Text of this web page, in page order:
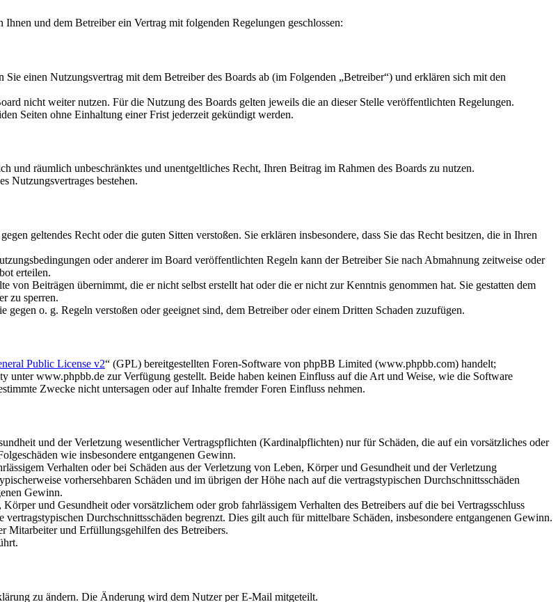
und dem Betreiber ein Vertrag mit folgenden Regelungen geschlossen:
einen Nutzungsvertrag mit dem Betreiber des Boards ab (im Folgenden „Betreiber“) und erklären sich mit den
nicht weiter nutzen. Für die Nutzung des Boards gelten jeweils die an dieser Stelle veröffentlichten Regelungen.
Seiten ohne Einhaltung einer Frist jederzeit gekündigt werden.
und räumlich unbeschränktes und unentgeltliches Recht, Ihren Beitrag im Rahmen des Boards zu nutzen.
Nutzungsvertrages bestehen.
geltendes Recht oder die guten Sitten verstoßen. Sie erklären insbesondere, dass Sie das Recht besitzen, die in Ihren
oder anderer im Board veröffentlichten Regeln kann der Betreiber Sie nach Abmahnung zeitweise oder
erteilen.
von Beiträgen übernimmt, die er nicht selbst erstellt hat oder die er nicht zur Kenntnis genommen hat. Sie gestatten dem
zu sperren.
gegen o. g. Regeln verstoßen oder geeignet sind, dem Betreiber oder einem Dritten Schaden zuzufügen.
Public License v2“ (GPL) bereitgestellten Foren-Software von phpBB Limited (www.phpbb.com) handelt;
unter www.phpbb.de zur Verfügung gestellt. Beide haben keinen Einfluss auf die Art und Weise, wie die Software
Zwecke nicht untersagen oder auf Inhalte fremder Foren Einfluss nehmen.
und der Verletzung wesentlicher Vertragspflichten (Kardinalpflichten) nur für Schäden, die auf ein vorsätzliches oder
wie insbesondere entgangenen Gewinn.
Verhalten oder bei Schäden aus der Verletzung von Leben, Körper und Gesundheit und der Verletzung
vorhersehbaren Schäden und im übrigen der Höhe nach auf die vertragstypischen Durchschnittsschäden
Gewinn.
und Gesundheit oder vorsätzlichem oder grob fahrlässigem Verhalten des Betreibers auf die bei Vertragsschluss
Durchschnittsschäden begrenzt. Dies gilt auch für mittelbare Schäden, insbesondere entgangenen Gewinn.
Mitarbeiter und Erfüllungsgehilfen des Betreibers.
zu ändern. Die Änderung wird dem Nutzer per E-Mail mitgeteilt.